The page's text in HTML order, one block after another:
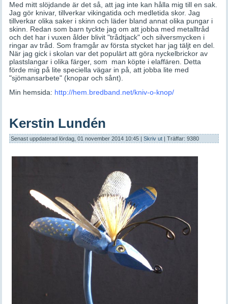
Med mitt slöjdande är det så, att jag inte kan hålla mig till en sak.
Jag gör knivar, tillverkar vikingatida och medletida skor. Jag
tillverkar olika saker i skinn och läder bland annat olika pungar i
skinn. Redan som barn tyckte jag om att jobba med metalltråd
och det har i vuxen ålder blivit "trådtjack" och silversmycken i
ringar av tråd. Som framgår av första stycket har jag täljt en del.
När jag gick i skolan var det populärt att göra nyckelbrickor av
plastslangar i olika färger, som man köpte i elaffären. Detta
förde mig på lite speciella vägar in på, att jobba lite med
"sjömansarbete" (knopar och sånt).
Min hemsida: http://hem.bredband.net/kniv-o-knop/
Kerstin Lundén
Senast uppdaterad lördag, 01 november 2014 10:45 |Skriv ut | Träffar: 9380